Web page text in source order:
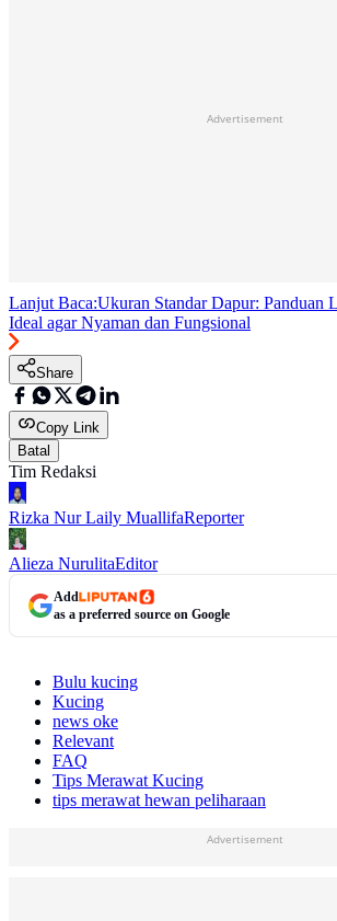
Advertisement
Lanjut Baca:Ukuran Standar Dapur: Panduan
Ideal agar Nyaman dan Fungsional
Share
Copy Link
Batal
Tim Redaksi
Rizka Nur Laily MuallifaReporter
Alieza NurulitaEditor
Add
as a preferred source on Google
Bulu kucing
Kucing
news oke
Relevant
FAQ
Tips Merawat Kucing
tips merawat hewan peliharaan
Advertisement